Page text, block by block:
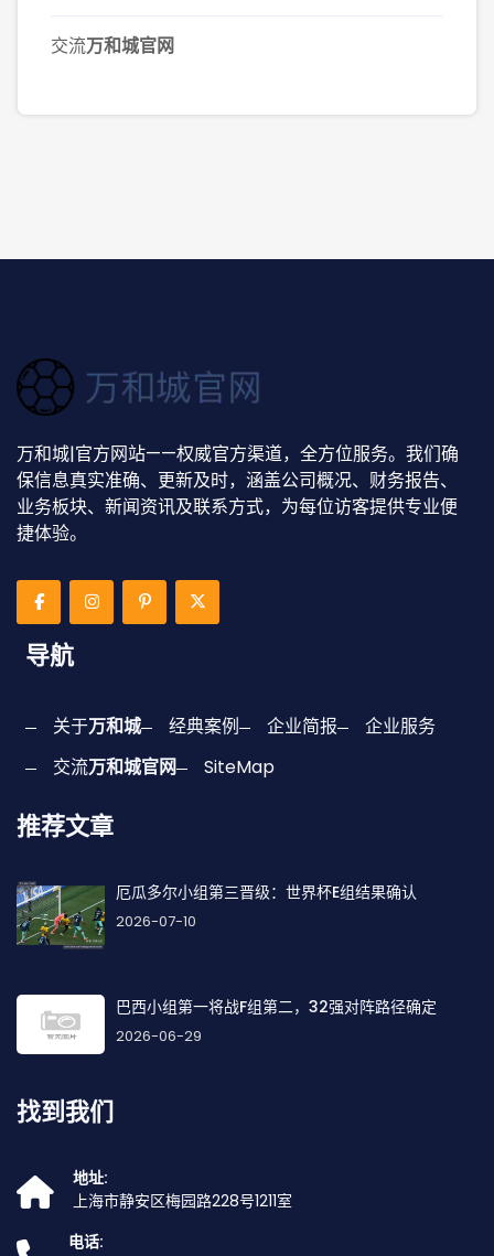
交流万和城官网
万和城|官方网站——权威官方渠道，全方位服务。我们确
保信息真实准确、更新及时，涵盖公司概况、财务报告、
业务板块、新闻资讯及联系方式，为每位访客提供专业便
捷体验。
导航
关于万和城 经典案例 企业简报
企业服务
交流万和城官网 SiteMap
推荐文章
厄瓜多尔小组第三晋级：世界杯E组结果确认
2026-07-10
巴西小组第一将战F组第二，32强对阵路径确定
2026-06-29
找到我们
地址:
上海市静安区梅园路228号1211室
电话: